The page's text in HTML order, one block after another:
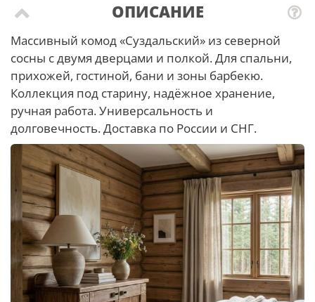
ОПИСАНИЕ
Массивный комод «Суздальский» из северной
сосны с двумя дверцами и полкой. Для спальни,
прихожей, гостиной, бани и зоны барбекю.
Коллекция под старину, надёжное хранение,
ручная работа. Универсальность и
долговечность. Доставка по России и СНГ.